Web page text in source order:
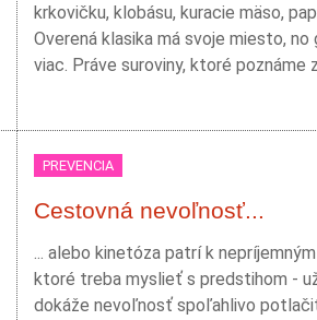
krkovičku, klobásu, kuracie mäso,
Overená klasika má svoje miesto,
viac. Práve suroviny, ktoré poznáme
PREVENCIA
Cestovná nevoľnosť...
... alebo kinetóza patrí k
ktoré treba myslieť s predstihom -
dokáže nevoľnosť spoľahlivo